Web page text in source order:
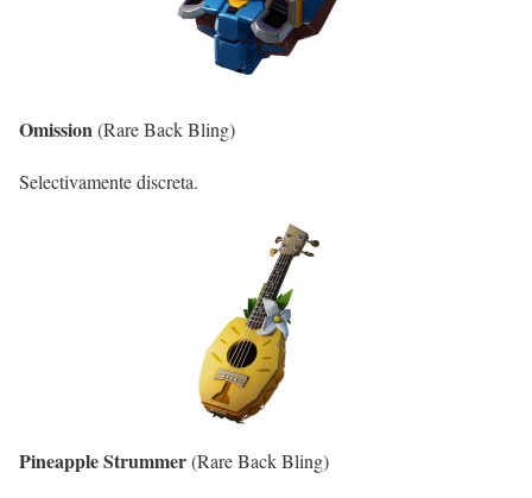
Omission (Rare Back Bling)
Selectivamente discreta.
Pineapple Strummer(Rare Back Bling)